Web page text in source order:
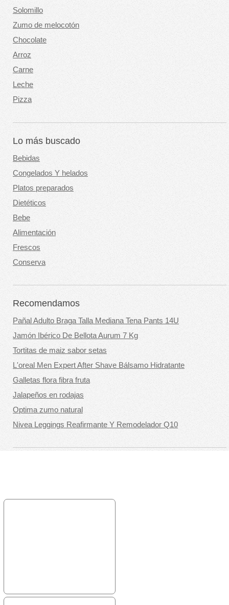
Solomillo
Zumo de melocotón
Chocolate
Arroz
Carne
Leche
Pizza
Lo más buscado
Bebidas
Congelados Y helados
Platos preparados
Dietéticos
Bebe
Alimentación
Frescos
Conserva
Recomendamos
Pañal Adulto Braga Talla Mediana Tena Pants 14U
Jamón Ibérico De Bellota Aurum 7 Kg
Tortitas de maiz sabor setas
L'oreal Men Expert After Shave Bálsamo Hidratante
Galletas flora fibra fruta
Jalapeños en rodajas
Optima zumo natural
Nivea Leggings Reafirmante Y Remodelador Q10